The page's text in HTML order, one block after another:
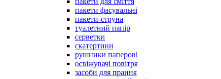
пакети фасувальні
пакети-струна
туалетний папір
серветки
скатертини
рушники паперові
освіжувачі повітря
засоби для прання